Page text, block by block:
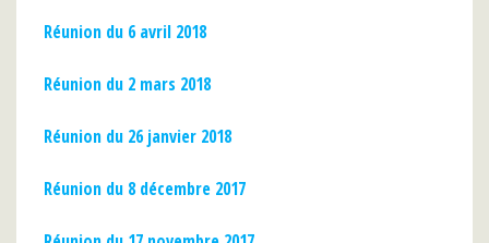
Réunion du 6 avril 2018
Réunion du 2 mars 2018
Réunion du 26 janvier 2018
Réunion du 8 décembre 2017